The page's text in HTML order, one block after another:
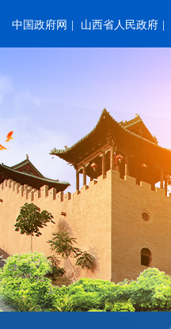
中国政府网 山西省人民政府